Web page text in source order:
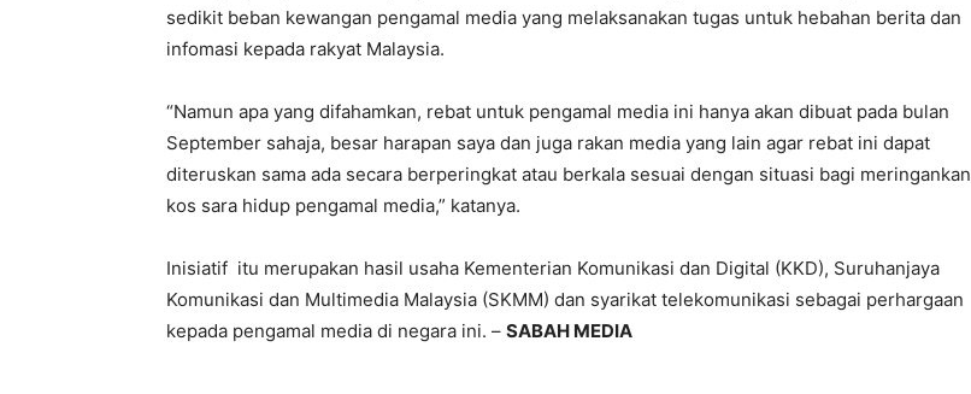
sedikit beban kewangan pengamal media yang melaksanakan tugas untuk hebahan berita dan
infomasi kepada rakyat Malaysia.
“Namun apa yang difahamkan, rebat untuk pengamal media ini hanya akan dibuat pada bulan
September sahaja, besar harapan saya dan juga rakan media yang lain agar rebat ini dapat
diteruskan sama ada secara berperingkat atau berkala sesuai dengan situasi bagi meringankan
kos sara hidup pengamal media,” katanya.
Inisiatif itu merupakan hasil usaha Kementerian Komunikasi dan Digital (KKD), Suruhanjaya
Komunikasi dan Multimedia Malaysia (SKMM) dan syarikat telekomunikasi sebagai perhargaan
kepada pengamal media di negara ini. – SABAH MEDIA